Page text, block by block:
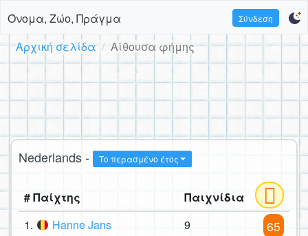
Όνομα, Ζώο, Πράγμα Σύνδεση
Αρχική σελίδα Αίθουσα φήμης
Nederlands - Το περασμένο έτος
# Παίχτης
Παιχνίδια
1.
Hanne Jans 9 65